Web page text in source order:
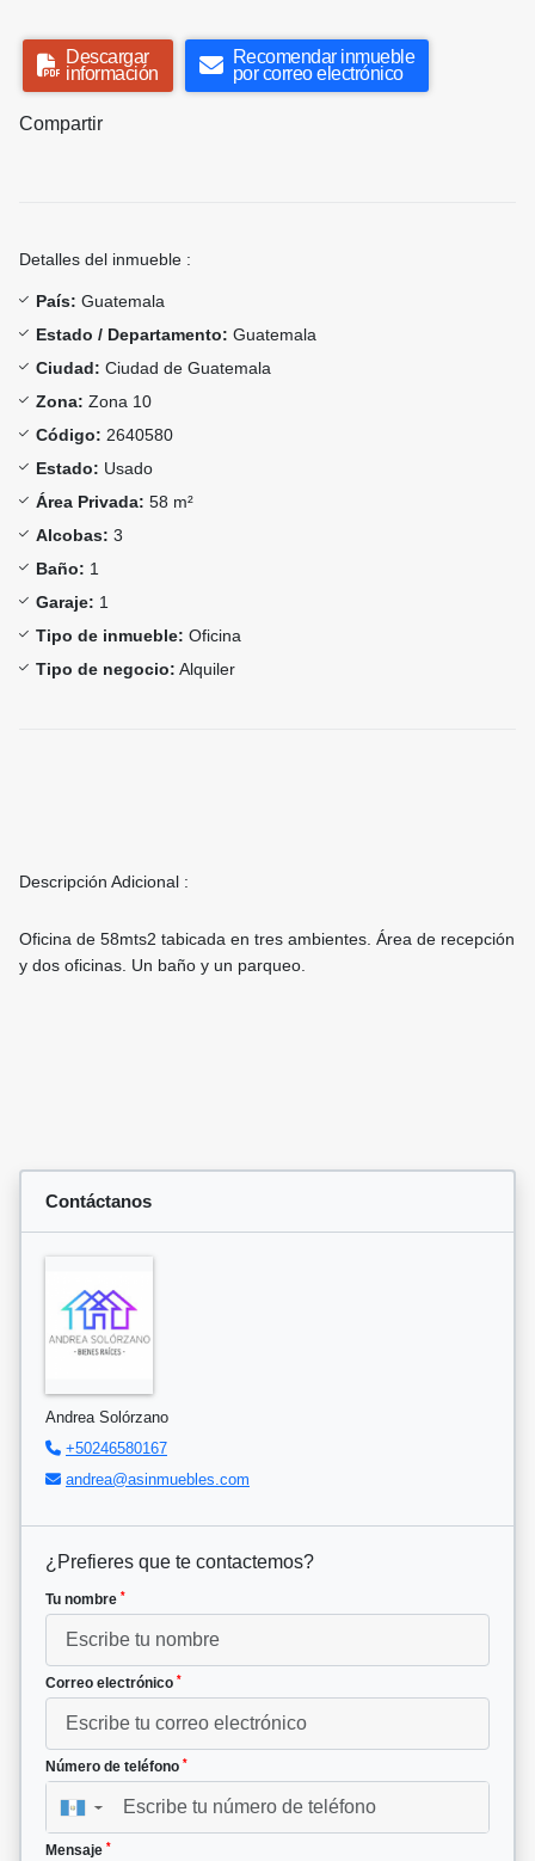
Descargar
información
Recomendar inmueble
por correo electrónico
Compartir
Detalles del inmueble :
País: Guatemala
Estado / Departamento: Guatemala
Ciudad: Ciudad de Guatemala
Zona: Zona 10
Código: 2640580
Estado: Usado
Área Privada: 58 m²
Alcobas: 3
Baño: 1
Garaje: 1
Tipo de inmueble: Oficina
Tipo de negocio: Alquiler
Descripción Adicional :
Oficina de 58mts2 tabicada en tres ambientes. Área de recepción
y dos oficinas. Un baño y un parqueo.
Contáctanos
Andrea Solórzano
+50246580167
andrea@asinmuebles.com
¿Prefieres que te contactemos?
Tu nombre *
Correo electrónico *
Número de teléfono *
▼
Mensaje *